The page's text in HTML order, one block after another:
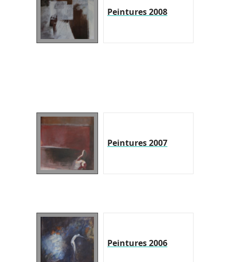
Peintures 2008
Peintures 2007
Peintures 2006